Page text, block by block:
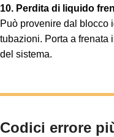
10. Perdita di liquido
Può provenire dal blocco
tubazioni. Porta a frenata
del sistema.
Codici errore